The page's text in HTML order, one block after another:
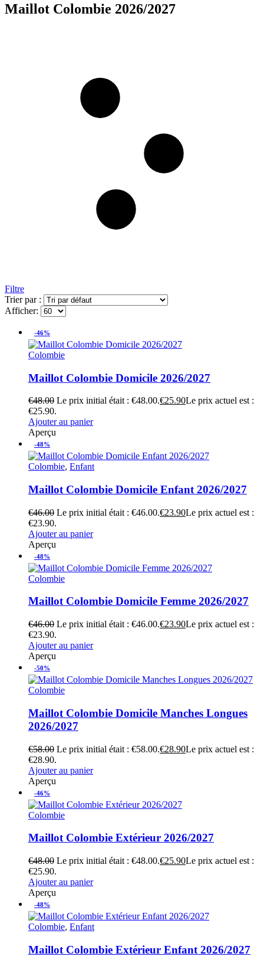
Maillot Colombie 2026/2027
Filtre
Trier par :
Afficher:
-46%
Colombie
Maillot Colombie Domicile 2026/2027
€48.00 Le prix initial était : €48.00.€25.90Le prix actuel est :
€25.90.
Ajouter au panier
Aperçu
-48%
Colombie, Enfant
Maillot Colombie Domicile Enfant 2026/2027
€46.00 Le prix initial était : €46.00.€23.90Le prix actuel est :
€23.90.
Ajouter au panier
Aperçu
-48%
Colombie
Maillot Colombie Domicile Femme 2026/2027
€46.00 Le prix initial était : €46.00.€23.90Le prix actuel est :
€23.90.
Ajouter au panier
Aperçu
-50%
Colombie
Maillot Colombie Domicile Manches Longues
2026/2027
€58.00 Le prix initial était : €58.00.€28.90Le prix actuel est :
€28.90.
Ajouter au panier
Aperçu
-46%
Colombie
Maillot Colombie Extérieur 2026/2027
€48.00 Le prix initial était : €48.00.€25.90Le prix actuel est :
€25.90.
Ajouter au panier
Aperçu
-48%
Colombie, Enfant
Maillot Colombie Extérieur Enfant 2026/2027